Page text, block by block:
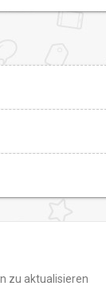
zu aktualisieren